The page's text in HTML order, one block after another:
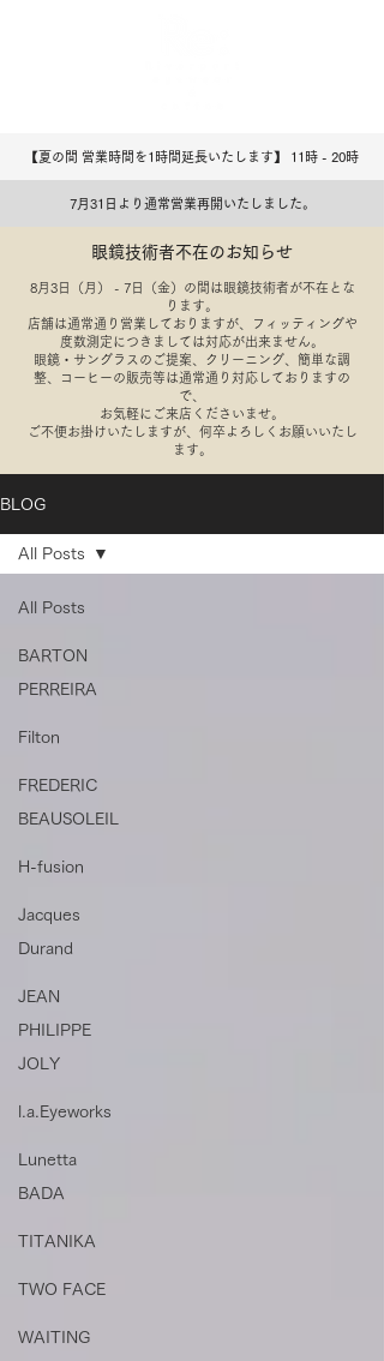
【夏の間 営業時間を1時間延長いたします】 11時 - 20​時
7月31日より通常営業再開いたしました。
眼鏡技術者不在のお知らせ
8月3日（月） - 7日（金）の間は眼鏡技術者が不在とな
ります。
店舗は通常通り営業しておりますが、フィッティングや
度数測定につきましては対応が出来ません。
​眼鏡・サングラスのご提案、クリーニング、簡単な調
整、コーヒーの販売等は通常通り対応しておりますの
で、
​お気軽にご来店くださいませ。
​ご不便お掛けいたしますが、何卒よろしくお願いいたし
ます。
BLOG
All Posts
BARTON
PERREIRA
Filton
FREDERIC
BEAUSOLEIL
H-fusion
Jacques
Durand
JEAN
PHILIPPE
JOLY
l.a.Eyeworks
Lunetta
BADA
TITANIKA
TWO FACE
WAITING
All Posts